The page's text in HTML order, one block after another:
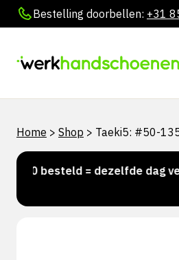
Bestelling doorbellen: +31
Home > Shop > Taeki5: #50-
besteld = dezelfde dag